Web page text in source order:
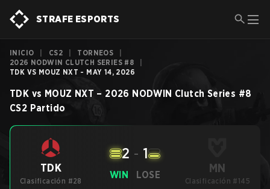
STRAFE ESPORTS
INICIO CS2 TORNEOS
2026 NODWIN CLUTCH SERIES #8
TDK VS MOUZ NXT - MAY 14, 2026
TDK vs MOUZ NXT – 2026 NODWIN Clutch Series #8
CS2 Partido
TDK
Clasificación #28
WIN
2 - 1
LOSE MN
Clasificación #145